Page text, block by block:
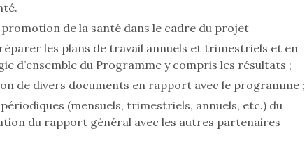
de la santé dans le cadre du projet
les plans de travail annuels et trimestriels et en
d’ensemble du Programme y compris les résultats ;
de divers documents en rapport avec le programme ;
(mensuels, trimestriels, annuels, etc.) du
du rapport général avec les autres partenaires